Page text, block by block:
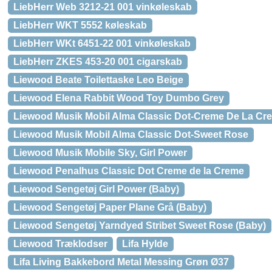
LiebHerr Web 3212-21 001 vinkøleskab
LiebHerr WKT 5552 køleskab
LiebHerr WKt 6451-22 001 vinkøleskab
LiebHerr ZKES 453-20 001 cigarskab
Liewood Beate Toilettaske Leo Beige
Liewood Elena Rabbit Wood Toy Dumbo Grey
Liewood Musik Mobil Alma Classic Dot-Creme De La
Liewood Musik Mobil Alma Classic Dot-Sweet Rose
Liewood Musik Mobile Sky, Girl Power
Liewood Penalhus Classic Dot Creme de la Creme
Liewood Sengetøj Girl Power (Baby)
Liewood Sengetøj Paper Plane Grå (Baby)
Liewood Sengetøj Yarndyed Stribet Sweet Rose (Baby)
Liewood Træklodser
Lifa Hylde
Lifa Living Bakkebord Metal Messing Grøn Ø37